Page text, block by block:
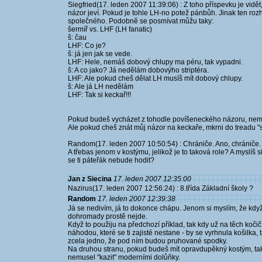
Siegfried(17. leden 2007 11:39:06) : Z toho příspevku je
názor jeví. Pokud je tohle LH-no potež pánbůh. Jinak ten
společného. Podobně se posmívat můžu taky:
šermíř vs. LHF (LH fanatic)
š: čau
LHF: Co je?
š: já jen jak se vede.
LHF: Hele, nemáš dobový chlupy ma péru, tak vypadni.
š: A co jako? Já nedělám dobovýho striptéra.
LHF: Ale pokud cheš dělat LH musíš mít dobový chlupy.
š: Ale já LH nedělám
LHF: Tak si keckař!!!
Pokud budeš vycházet z tohodle povíšeneckého názoru,
Ale pokud cheš znát můj názor na keckaře, mkrni do treadu
Random(17. leden 2007 10:50:54) : Chrániče. Ano,
A třebas jenom v kostýmu, jelikož je to taková role? A myslíš
se ti páteřák nebude hodit?
Jan z Siecina 17. leden 2007 12:35:00
Nazirus(17. leden 2007 12:56:24) : 8.třída Základní školy ?
Random 17. leden 2007 12:39:38
Já se nedivím, já to dokonce chápu. Jenom si myslím, že
dohromady prostě nejde.
Když to použiju na předchozí příklad, tak kdy už na těch
náhodou, které se ti zajisté nestane - by se vyrhnula
zcela jedno, že pod ním budou pruhované spodky.
Na druhou stranu, pokud budeš mít opravdupěkný kostým,
nemusel "kazit" moderními dolůňky.